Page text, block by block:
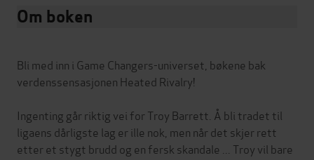
Om boken
Bli med inn i Game Changers-universet, bøkene bak
verdenssensasjonen Heated Rivalry!
Ingenting går riktig vei for Troy Barrett. Å bli tradet til
ligaens dårligste lag er ille nok, men når det skjer rett
etter et stygt brudd og en fersk skandale ... Troy vil bare